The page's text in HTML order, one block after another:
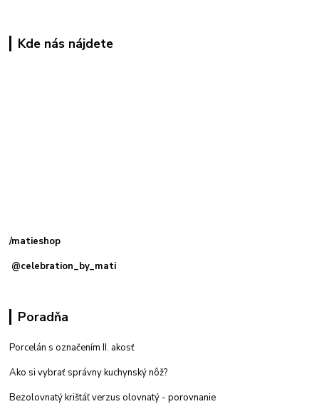
Kde nás nájdete
/matieshop
@celebration_by_mati
Poradňa
Porcelán s označením II. akosť
Ako si vybrať správny kuchynský nôž?
Bezolovnatý krištáľ verzus olovnatý - porovnanie